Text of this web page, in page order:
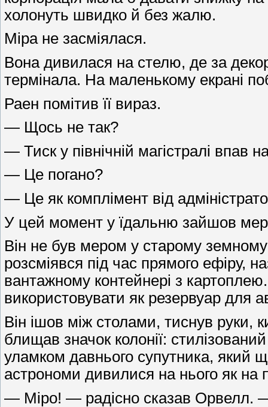
холонуть швидко й без жалю.
Міра не засміялася.
Вона дивилася на стелю, де за
термінала. На маленькому екрані
Раен помітив її вираз.
— Щось не так?
— Тиск у північній магістралі впав
— Це погано?
— Це як комплімент від
У цей момент у їдальню зайшов мер
Він не був мером у старому земному
розсміявся під час прямого ефіру,
вантажному контейнері з
використовувати як резервуар для
Він ішов між столами, тиснув руки,
блищав значок колонії:
уламком давнього супутника, який
астрономи дивилися на нього як на
— Міро! — радісно сказав Орвелл.